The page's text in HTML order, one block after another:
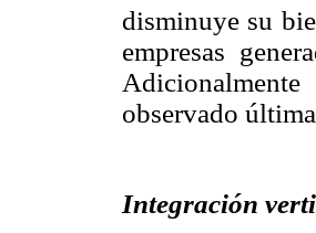
disminuye su
empresas
observado
Integración